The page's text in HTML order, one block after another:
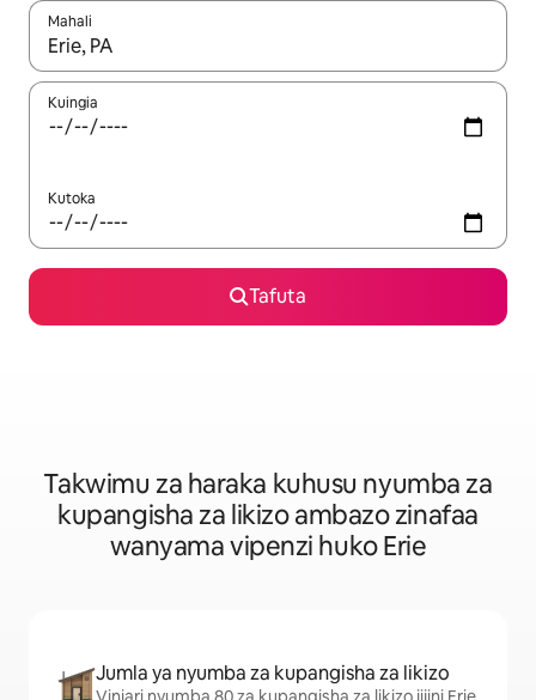
Mahali
Wakati matokeo yanapatikana, vinjari kwa kutumia vitufe vya
Kuingia
Kutoka
Tafuta
Takwimu za haraka kuhusu nyumba za
kupangisha za likizo ambazo zinafaa
wanyama vipenzi huko Erie
Jumla ya nyumba za kupangisha za likizo